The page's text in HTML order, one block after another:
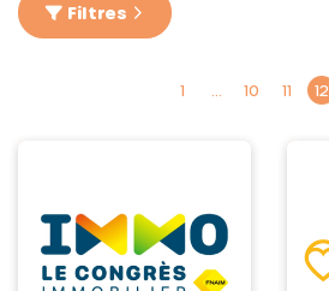
Filtres
1 10 11 12